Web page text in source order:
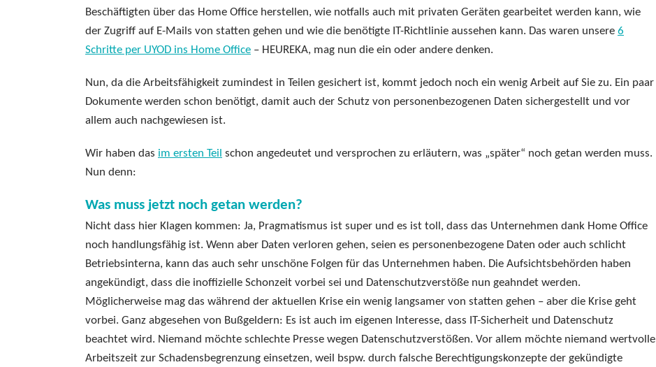
Beschäftigten über das Home Office herstellen, wie notfalls auch mit privaten Geräten gearbeitet werden kann, wie
der Zugriff auf E-Mails von statten gehen und wie die benötigte IT-Richtlinie aussehen kann. Das waren unsere 6
Schritte per UYOD ins Home Office – HEUREKA, mag nun die ein oder andere denken.
Nun, da die Arbeitsfähigkeit zumindest in Teilen gesichert ist, kommt jedoch noch ein wenig Arbeit auf Sie zu. Ein paar
Dokumente werden schon benötigt, damit auch der Schutz von personenbezogenen Daten sichergestellt und vor
allem auch nachgewiesen ist.
Wir haben das im ersten Teil schon angedeutet und versprochen zu erläutern, was „später“ noch getan werden muss.
Nun denn:
Was muss jetzt noch getan werden?
Nicht dass hier Klagen kommen: Ja, Pragmatismus ist super und es ist toll, dass das Unternehmen dank Home Office
noch handlungsfähig ist. Wenn aber Daten verloren gehen, seien es personenbezogene Daten oder auch schlicht
Betriebsinterna, kann das auch sehr unschöne Folgen für das Unternehmen haben. Die Aufsichtsbehörden haben
angekündigt, dass die inoffizielle Schonzeit vorbei sei und Datenschutzverstöße nun geahndet werden.
Möglicherweise mag das während der aktuellen Krise ein wenig langsamer von statten gehen – aber die Krise geht
vorbei. Ganz abgesehen von Bußgeldern: Es ist auch im eigenen Interesse, dass IT-Sicherheit und Datenschutz
beachtet wird. Niemand möchte schlechte Presse wegen Datenschutzverstößen. Vor allem möchte niemand wertvolle
Arbeitszeit zur Schadensbegrenzung einsetzen, weil bspw. durch falsche Berechtigungskonzepte der gekündigte